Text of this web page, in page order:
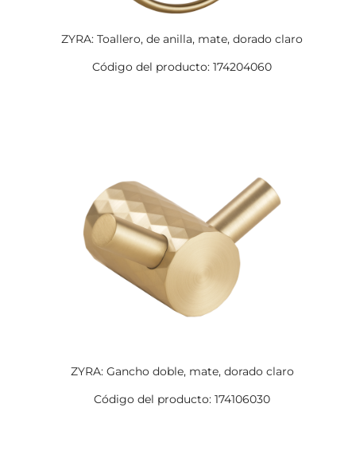
ZYRA: Toallero, de anilla, mate, dorado claro
Código del producto: 174204060
ZYRA: Gancho doble, mate, dorado claro
Código del producto: 174106030